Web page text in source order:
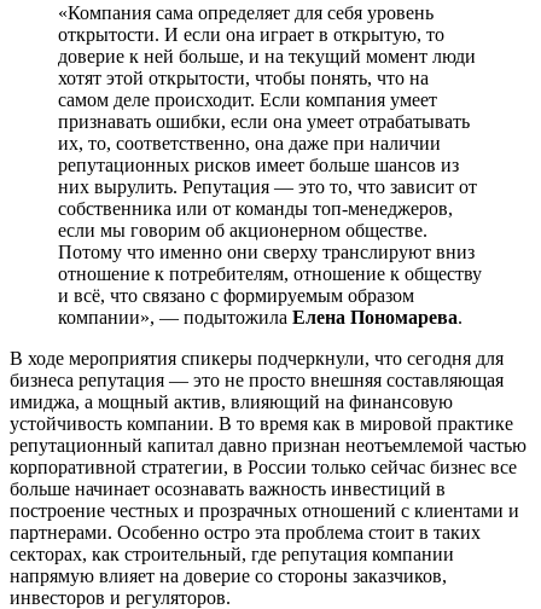
«Компания сама определяет для себя уровень
открытости. И если она играет в открытую, то
доверие к ней больше, и на текущий момент люди
хотят этой открытости, чтобы понять, что на
самом деле происходит. Если компания умеет
признавать ошибки, если она умеет отрабатывать
их, то, соответственно, она даже при наличии
репутационных рисков имеет больше шансов из
них вырулить. Репутация — это то, что зависит от
собственника или от команды топ-менеджеров,
если мы говорим об акционерном обществе.
Потому что именно они сверху транслируют вниз
отношение к потребителям, отношение к обществу
и всё, что связано с формируемым образом
компании», — подытожила Елена Пономарева.
В ходе мероприятия спикеры подчеркнули, что сегодня для
бизнеса репутация — это не просто внешняя составляющая
имиджа, а мощный актив, влияющий на финансовую
устойчивость компании. В то время как в мировой практике
репутационный капитал давно признан неотъемлемой частью
корпоративной стратегии, в России только сейчас бизнес все
больше начинает осознавать важность инвестиций в
построение честных и прозрачных отношений с клиентами и
партнерами. Особенно остро эта проблема стоит в таких
секторах, как строительный, где репутация компании
напрямую влияет на доверие со стороны заказчиков,
инвесторов и регуляторов.